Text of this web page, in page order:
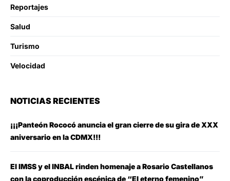
Reportajes
Salud
Turismo
Velocidad
NOTICIAS RECIENTES
¡¡¡Panteón Rococó anuncia el gran cierre de su gira de XXX
aniversario en la CDMX!!!
El IMSS y el INBAL rinden homenaje a Rosario Castellanos
con la coproducción escénica de “El eterno femenino”